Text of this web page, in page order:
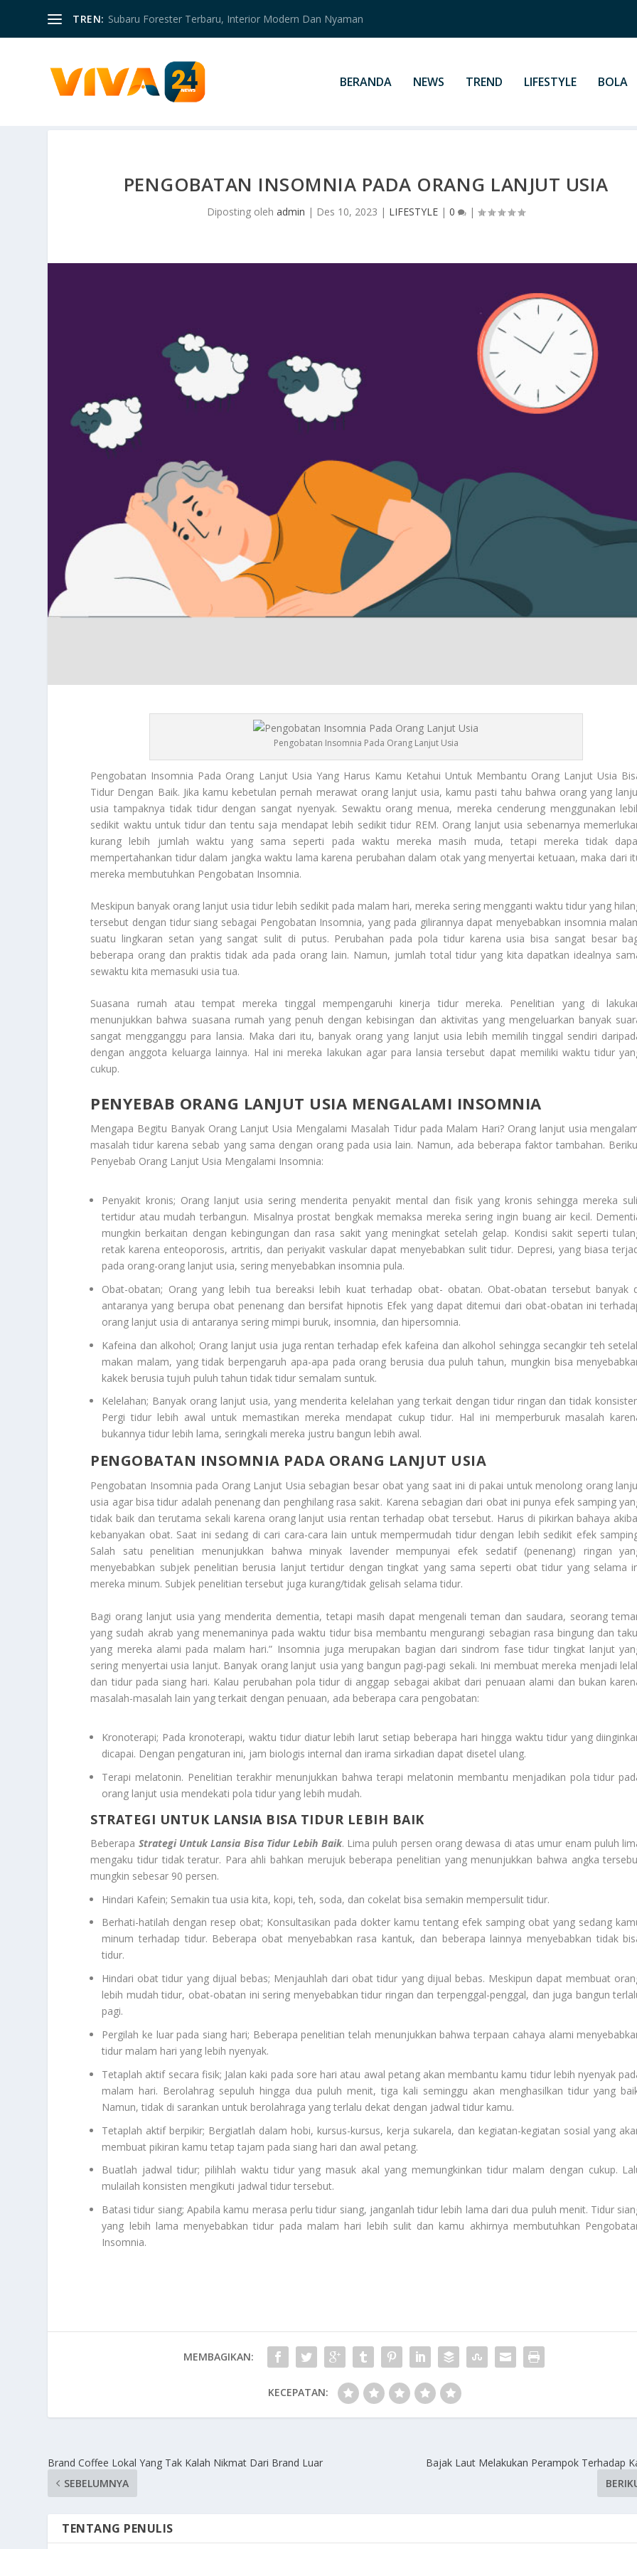
TREN: Subaru Forester Terbaru, Interior Modern Dan Nyaman
BERANDA NEWS TREND LIFESTYLE BOLA
PENGOBATAN INSOMNIA PADA ORANG LANJUT USIA
Diposting olehadmin | Des 10, 2023 | LIFESTYLE |0 |
Pengobatan Insomnia Pada Orang Lanjut Usia
Pengobatan Insomnia Pada Orang Lanjut Usia Yang Harus Kamu Ketahui Untuk Membantu Orang Lanjut Usia
Tidur Dengan Baik. Jika kamu kebetulan pernah merawat orang lanjut usia, kamu pasti tahu bahwa orang yang
usia tampaknya tidak tidur dengan sangat nyenyak. Sewaktu orang menua, mereka cenderung menggunakan
sedikit waktu untuk tidur dan tentu saja mendapat lebih sedikit tidur REM. Orang lanjut usia sebenarnya
kurang lebih jumlah waktu yang sama seperti pada waktu mereka masih muda, tetapi mereka tidak
mempertahankan tidur dalam jangka waktu lama karena perubahan dalam otak yang menyertai ketuaan, maka dari
mereka membutuhkan Pengobatan Insomnia.
Meskipun banyak orang lanjut usia tidur lebih sedikit pada malam hari, mereka sering mengganti waktu tidur yang
tersebut dengan tidur siang sebagai Pengobatan Insomnia, yang pada gilirannya dapat menyebabkan insomnia
suatu lingkaran setan yang sangat sulit di putus. Perubahan pada pola tidur karena usia bisa sangat besar
beberapa orang dan praktis tidak ada pada orang lain. Namun, jumlah total tidur yang kita dapatkan idealnya
sewaktu kita memasuki usia tua.
Suasana rumah atau tempat mereka tinggal mempengaruhi kinerja tidur mereka. Penelitian yang di
menunjukkan bahwa suasana rumah yang penuh dengan kebisingan dan aktivitas yang mengeluarkan banyak
sangat mengganggu para lansia. Maka dari itu, banyak orang yang lanjut usia lebih memilih tinggal sendiri
dengan anggota keluarga lainnya. Hal ini mereka lakukan agar para lansia tersebut dapat memiliki waktu tidur
cukup.
PENYEBAB ORANG LANJUT USIA MENGALAMI INSOMNIA
Mengapa Begitu Banyak Orang Lanjut Usia Mengalami Masalah Tidur pada Malam Hari? Orang lanjut usia
masalah tidur karena sebab yang sama dengan orang pada usia lain. Namun, ada beberapa faktor tambahan.
Penyebab Orang Lanjut Usia Mengalami Insomnia:
Penyakit kronis; Orang lanjut usia sering menderita penyakit mental dan fisik yang kronis sehingga mereka
tertidur atau mudah terbangun. Misalnya prostat bengkak memaksa mereka sering ingin buang air kecil.
mungkin berkaitan dengan kebingungan dan rasa sakit yang meningkat setelah gelap. Kondisi sakit seperti
retak karena enteoporosis, artritis, dan periyakit vaskular dapat menyebabkan sulit tidur. Depresi, yang biasa
pada orang-orang lanjut usia, sering menyebabkan insomnia pula.
Obat-obatan; Orang yang lebih tua bereaksi lebih kuat terhadap obat- obatan. Obat-obatan tersebut banyak
antaranya yang berupa obat penenang dan bersifat hipnotis Efek yang dapat ditemui dari obat-obatan ini
orang lanjut usia di antaranya sering mimpi buruk, insomnia, dan hipersomnia.
Kafeina dan alkohol; Orang lanjut usia juga rentan terhadap efek kafeina dan alkohol sehingga secangkir teh
makan malam, yang tidak berpengaruh apa-apa pada orang berusia dua puluh tahun, mungkin bisa
kakek berusia tujuh puluh tahun tidak tidur semalam suntuk.
Kelelahan; Banyak orang lanjut usia, yang menderita kelelahan yang terkait dengan tidur ringan dan tidak
Pergi tidur lebih awal untuk memastikan mereka mendapat cukup tidur. Hal ini memperburuk masalah
bukannya tidur lebih lama, seringkali mereka justru bangun lebih awal.
PENGOBATAN INSOMNIA PADA ORANG LANJUT USIA
Pengobatan Insomnia pada Orang Lanjut Usia sebagian besar obat yang saat ini di pakai untuk menolong orang
usia agar bisa tidur adalah penenang dan penghilang rasa sakit. Karena sebagian dari obat ini punya efek samping
tidak baik dan terutama sekali karena orang lanjut usia rentan terhadap obat tersebut. Harus di pikirkan bahaya
kebanyakan obat. Saat ini sedang di cari cara-cara lain untuk mempermudah tidur dengan lebih sedikit efek
Salah satu penelitian menunjukkan bahwa minyak lavender mempunyai efek sedatif (penenang) ringan
menyebabkan subjek penelitian berusia lanjut tertidur dengan tingkat yang sama seperti obat tidur yang selama
mereka minum. Subjek penelitian tersebut juga kurang/tidak gelisah selama tidur.
Bagi orang lanjut usia yang menderita dementia, tetapi masih dapat mengenali teman dan saudara, seorang
yang sudah akrab yang menemaninya pada waktu tidur bisa membantu mengurangi sebagian rasa bingung dan
yang mereka alami pada malam hari.” Insomnia juga merupakan bagian dari sindrom fase tidur tingkat lanjut
sering menyertai usia lanjut. Banyak orang lanjut usia yang bangun pagi-pagi sekali. Ini membuat mereka menjadi
dan tidur pada siang hari. Kalau perubahan pola tidur di anggap sebagai akibat dari penuaan alami dan bukan
masalah-masalah lain yang terkait dengan penuaan, ada beberapa cara pengobatan:
Kronoterapi; Pada kronoterapi, waktu tidur diatur lebih larut setiap beberapa hari hingga waktu tidur yang
dicapai. Dengan pengaturan ini, jam biologis internal dan irama sirkadian dapat disetel ulang.
Terapi melatonin. Penelitian terakhir menunjukkan bahwa terapi melatonin membantu menjadikan pola tidur
orang lanjut usia mendekati pola tidur yang lebih mudah.
STRATEGI UNTUK LANSIA BISA TIDUR LEBIH BAIK
Beberapa Strategi Untuk Lansia Bisa Tidur Lebih Baik. Lima puluh persen orang dewasa di atas umur enam puluh
mengaku tidur tidak teratur. Para ahli bahkan merujuk beberapa penelitian yang menunjukkan bahwa angka
mungkin sebesar 90 persen.
Hindari Kafein; Semakin tua usia kita, kopi, teh, soda, dan cokelat bisa semakin mempersulit tidur.
Berhati-hatilah dengan resep obat; Konsultasikan pada dokter kamu tentang efek samping obat yang sedang
minum terhadap tidur. Beberapa obat menyebabkan rasa kantuk, dan beberapa lainnya menyebabkan tidak
tidur.
Hindari obat tidur yang dijual bebas; Menjauhlah dari obat tidur yang dijual bebas. Meskipun dapat membuat
lebih mudah tidur, obat-obatan ini sering menyebabkan tidur ringan dan terpenggal-penggal, dan juga bangun
pagi.
Pergilah ke luar pada siang hari; Beberapa penelitian telah menunjukkan bahwa terpaan cahaya alami
tidur malam hari yang lebih nyenyak.
Tetaplah aktif secara fisik; Jalan kaki pada sore hari atau awal petang akan membantu kamu tidur lebih nyenyak
malam hari. Berolahrag sepuluh hingga dua puluh menit, tiga kali seminggu akan menghasilkan tidur yang
Namun, tidak di sarankan untuk berolahraga yang terlalu dekat dengan jadwal tidur kamu.
Tetaplah aktif berpikir; Bergiatlah dalam hobi, kursus-kursus, kerja sukarela, dan kegiatan-kegiatan sosial yang
membuat pikiran kamu tetap tajam pada siang hari dan awal petang.
Buatlah jadwal tidur; pilihlah waktu tidur yang masuk akal yang memungkinkan tidur malam dengan cukup.
mulailah konsisten mengikuti jadwal tidur tersebut.
Batasi tidur siang; Apabila kamu merasa perlu tidur siang, janganlah tidur lebih lama dari dua puluh menit. Tidur
yang lebih lama menyebabkan tidur pada malam hari lebih sulit dan kamu akhirnya membutuhkan
Insomnia.
MEMBAGIKAN:
KECEPATAN:
Brand Coffee Lokal Yang Tak Kalah Nikmat Dari Brand Luar
SEBELUMNYA
Bajak Laut Melakukan Perampok Terhadap
TENTANG PENULIS